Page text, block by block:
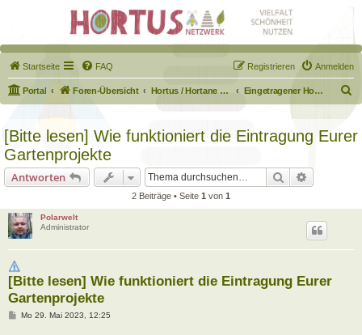
Startseite FAQ Anmelden
Registrieren
Portal Foren-Übersicht Hortus / Hortane Habitate / Garten auf dem Weg Eingetragener Hortus - Mein Hortus und ich!
u
[Bitte lesen] Wie funktioniert die Eintragung Eurer
Gartenprojekte
Antworten Suche
2 Beiträge • Seite 1 von 1
Polarwelt
Administrator
[Bitte lesen] Wie funktioniert die Eintragung Eurer
Gartenprojekte
BMo 29. Mai 2023, 12:25